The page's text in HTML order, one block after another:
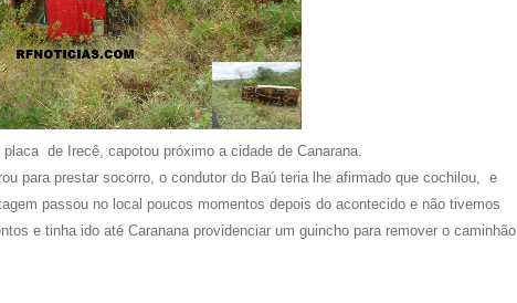
de Irecê, capotou próximo a cidade de Canarana.
para prestar socorro, o condutor do Baú teria lhe afirmado que cochilou, e
passou no local poucos momentos depois do acontecido e não tivemos
e tinha ido até Caranana providenciar um guincho para remover o caminhão